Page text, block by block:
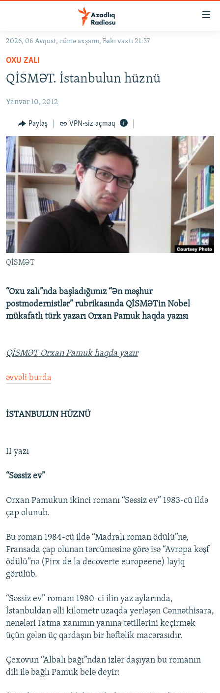
Əsas
qayıt
Əsas
naviqasiyaya
qayıt
#İZAHLA
KORRUPSIOMETR
#ƏSLINDƏ
FƏRQƏ BAX
QANUNI DOĞRU
ARAŞDIRMA
MULTIMEDIA
VIDEO
FOTOQALEREYA
İNFOQRAFIKA
RADIO ARXIV
OXU ZALI
AZƏRBAYCAN ƏDƏBIYYATI KITABXANASI
İZ - MƏDƏNIYYƏT PROQRAMI
HAQQIMIZDA
MISSIYAMIZ
PEŞƏ ETIKASI VƏ JURNALISTIKA STANDARTLARIMIZ
MATERIALLARIMIZDAN ISTIFADƏ
BIZIMLƏ ƏLAQƏ
XƏBƏR BÜLLETENLƏRIMIZ
BIZI IZLƏ
2026, 06 Avqust, cümə axşamı, Bakı vaxtı 21:37
OXU ZALI
QİSMƏT. İstanbulun hüznü
Yanvar 10, 2012
Paylaş VPN-siz açmaq
QİSMƏT
“Oxu zalı”nda başladığımız “Ən məşhur
postmodernistlər” rubrikasında QİSMƏTin Nobel
mükafatlı türk yazarı Orxan Pamuk haqda yazısı
QİSMƏT Orxan Pamuk haqda yazır
əvvəli burda
İSTANBULUN HÜZNÜ
II yazı
“Səssiz ev”
Orxan Pamukun ikinci romanı “Səssiz ev” 1983-cü ildə
çap olunub.
Bu roman 1984-cü ildə “Madralı roman ödülü”nə,
Fransada çap olunan tərcüməsinə görə isə “Avropa kəşf
ödülü”nə (Pirx de la decoverte europeene) layiq
görülüb.
“Səssiz ev” romanı 1980-ci ilin yaz aylarında,
İstanbuldan əlli kilometr uzaqda yerləşən Cənnəthisara,
nənələri Fatma xanımın yanına tətillərini keçirmək
üçün gələn üç qardaşın bir həftəlik macərasıdır.
Çexovun “Albalı bağı”ndan izlər daşıyan bu romanın
dili ilə bağlı Pamuk belə deyir: